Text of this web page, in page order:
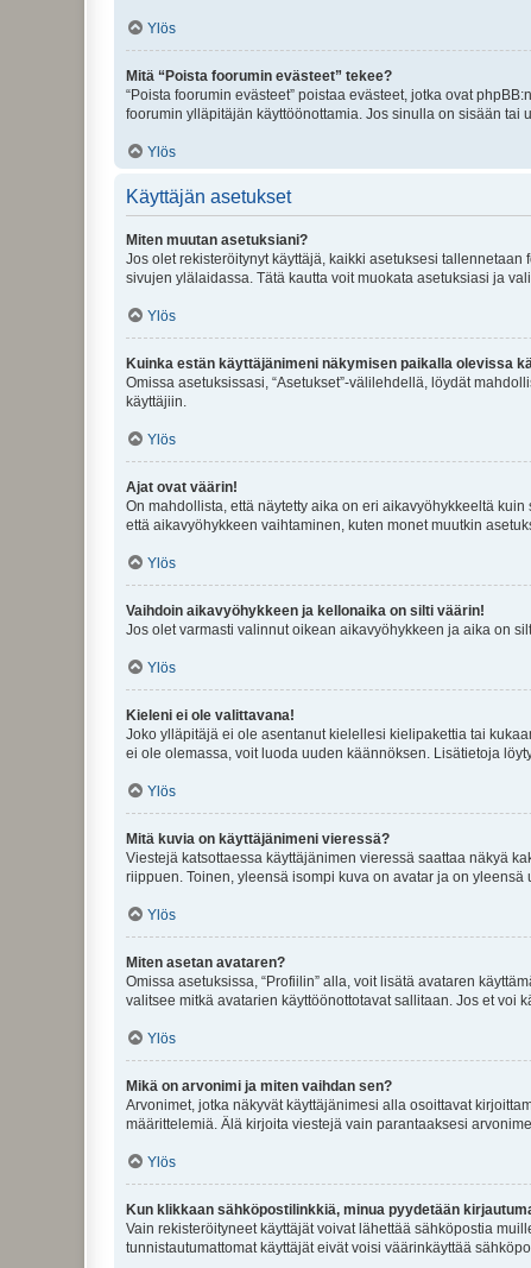
Ylös
Mitä “Poista foorumin evästeet” tekee?
“Poista foorumin evästeet” poistaa evästeet, jotka ovat
foorumin ylläpitäjän käyttöönottamia. Jos sinulla on sisään tai
Ylös
Käyttäjän asetukset
Miten muutan asetuksiani?
Jos olet rekisteröitynyt käyttäjä, kaikki asetuksesi
sivujen ylälaidassa. Tätä kautta voit muokata asetuksiasi ja
Ylös
Kuinka estän käyttäjänimeni näkymisen paikalla olevissa
Omissa asetuksissasi, “Asetukset”-välilehdellä, löydät
käyttäjiin.
Ylös
Ajat ovat väärin!
On mahdollista, että näytetty aika on eri aikavyöhykkeeltä
että aikavyöhykkeen vaihtaminen, kuten monet muutkin
Ylös
Vaihdoin aikavyöhykkeen ja kellonaika on silti väärin!
Jos olet varmasti valinnut oikean aikavyöhykkeen ja aika on
Ylös
Kieleni ei ole valittavana!
Joko ylläpitäjä ei ole asentanut kielellesi kielipakettia tai
ei ole olemassa, voit luoda uuden käännöksen. Lisätietoja
Ylös
Mitä kuvia on käyttäjänimeni vieressä?
Viestejä katsottaessa käyttäjänimen vieressä saattaa näkyä
riippuen. Toinen, yleensä isompi kuva on avatar ja on
Ylös
Miten asetan avataren?
Omissa asetuksissa, “Profiilin” alla, voit lisätä avataren
valitsee mitkä avatarien käyttöönottotavat sallitaan. Jos et voi
Ylös
Mikä on arvonimi ja miten vaihdan sen?
Arvonimet, jotka näkyvät käyttäjänimesi alla osoittavat
määrittelemiä. Älä kirjoita viestejä vain parantaaksesi
Ylös
Kun klikkaan sähköpostilinkkiä, minua pyydetään
Vain rekisteröityneet käyttäjät voivat lähettää sähköpostia
tunnistautumattomat käyttäjät eivät voisi väärinkäyttää